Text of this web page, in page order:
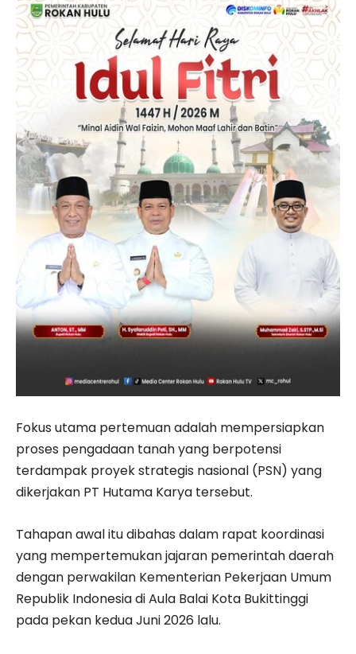
Fokus utama pertemuan adalah mempersiapkan
proses pengadaan tanah yang berpotensi
terdampak proyek strategis nasional (PSN) yang
dikerjakan PT Hutama Karya tersebut.
Tahapan awal itu dibahas dalam rapat koordinasi
yang mempertemukan jajaran pemerintah daerah
dengan perwakilan Kementerian Pekerjaan Umum
Republik Indonesia di Aula Balai Kota Bukittinggi
pada pekan kedua Juni 2026 lalu.